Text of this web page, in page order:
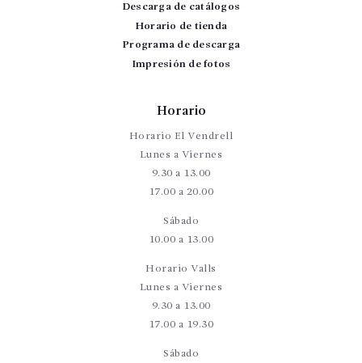
Descarga de catálogos
Horario de tienda
Programa de descarga
Impresión de fotos
Horario
Horario El Vendrell
Lunes a Viernes
9.30 a 13.00
17.00 a 20.00
Sábado
10.00 a 13.00
Horario Valls
Lunes a Viernes
9.30 a 13.00
17.00 a 19.30
Sábado